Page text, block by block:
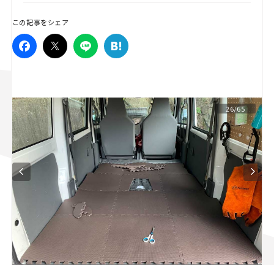
この記事をシェア
26/65
Campaign
人気のハッシュタグ